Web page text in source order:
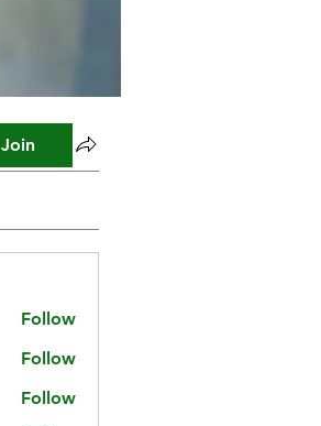
Join
Follow
Follow
Follow